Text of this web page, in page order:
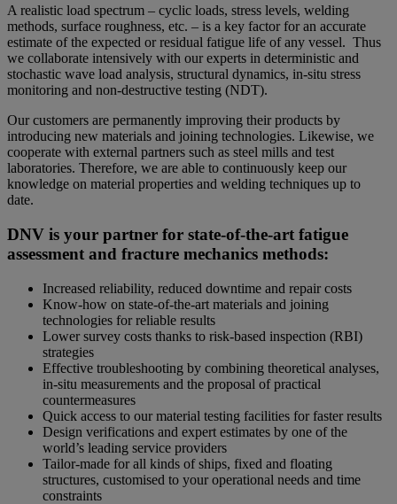
A realistic load spectrum – cyclic loads, stress levels, welding
methods, surface roughness, etc. – is a key factor for an accurate
estimate of the expected or residual fatigue life of any vessel. Thus
we collaborate intensively with our experts in deterministic and
stochastic wave load analysis, structural dynamics, in-situ stress
monitoring and non-destructive testing (NDT).
Our customers are permanently improving their products by
introducing new materials and joining technologies. Likewise, we
cooperate with external partners such as steel mills and test
laboratories. Therefore, we are able to continuously keep our
knowledge on material properties and welding techniques up to
date.
DNV is your partner for state-of-the-art fatigue
assessment and fracture mechanics methods:
Increased reliability, reduced downtime and repair costs
Know-how on state-of-the-art materials and joining
technologies for reliable results
Lower survey costs thanks to risk-based inspection (RBI)
strategies
Effective troubleshooting by combining theoretical analyses,
in-situ measurements and the proposal of practical
countermeasures
Quick access to our material testing facilities for faster results
Design verifications and expert estimates by one of the
world’s leading service providers
Tailor-made for all kinds of ships, fixed and floating
structures, customised to your operational needs and time
constraints